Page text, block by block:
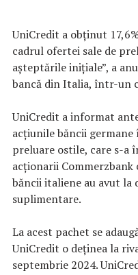
UniCredit a obţinut
cadrul ofertei sale de
aşteptările iniţiale”, a
bancă din Italia, într-un
UniCredit a informat
acţiunile băncii
preluare ostile, care s-a
acţionarii
băncii italiene au avut la
suplimentare.
La acest pachet se
UniCredit o deţinea la
septembrie 2024.